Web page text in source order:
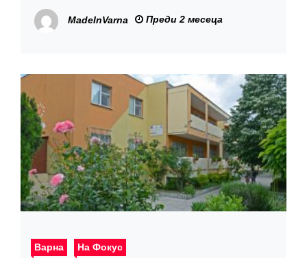
междуучилищния куиз „Mind Clash“
MadeInVarna Преди 2 месеца
Варна На Фокус